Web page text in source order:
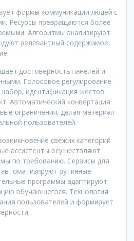
формы коммуникации людей с
Ресурсы превращаются более
Алгоритмы анализируют
релевантный содержимое,
достоверность панелей и
Голосовое регулирование
идентификация жестов
Автоматический конвертация
ограничения, делая материал
пользователей.
свежих категорий
ассистенты осуществляют
по требованию. Сервисы для
рутинные
программы адаптируют
обучающегося. Технология
пользователей и формирует